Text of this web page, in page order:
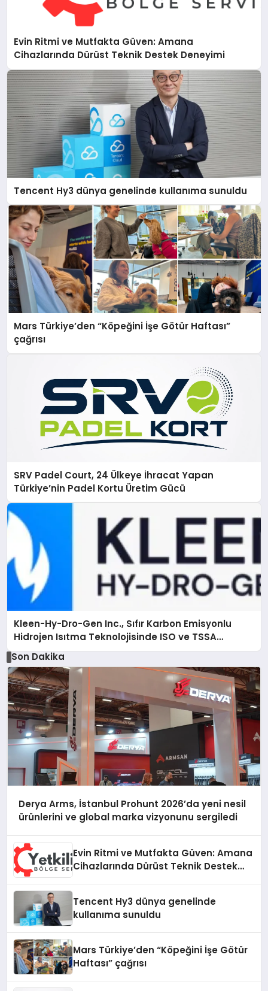
Evin Ritmi ve Mutfakta Güven: Amana
Cihazlarında Dürüst Teknik Destek Deneyimi
Tencent Hy3 dünya genelinde kullanıma sunuldu
Mars Türkiye’den “Köpeğini İşe Götür Haftası”
çağrısı
SRV Padel Court, 24 Ülkeye İhracat Yapan
Türkiye’nin Padel Kortu Üretim Gücü
Kleen-Hy-Dro-Gen Inc., Sıfır Karbon Emisyonlu
Hidrojen Isıtma Teknolojisinde ISO ve TSSA
Düzenleyici Onaylarını Aldı
Son Dakika
Derya Arms, İstanbul Prohunt 2026’da yeni nesil
ürünlerini ve global marka vizyonunu sergiledi
Evin Ritmi ve Mutfakta Güven: Amana
Cihazlarında Dürüst Teknik Destek
Tencent Hy3 dünya genelinde
kullanıma sunuldu
Mars Türkiye’den “Köpeğini İşe Götür
Haftası” çağrısı